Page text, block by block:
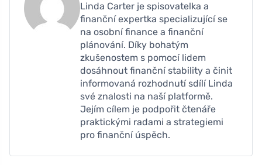
Linda Carter je spisovatelka a
finanční expertka specializující se
na osobní finance a finanční
plánování. Díky bohatým
zkušenostem s pomocí lidem
dosáhnout finanční stability a činit
informovaná rozhodnutí sdílí Linda
své znalosti na naší platformě.
Jejím cílem je podpořit čtenáře
praktickými radami a strategiemi
pro finanční úspěch.